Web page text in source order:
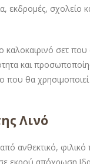
εκδρομές, σχολείο
σετ που
και
που θα
Λινό
ανθεκτικό, φιλικό
εκρού